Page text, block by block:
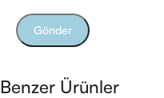
Benzer Ürünler